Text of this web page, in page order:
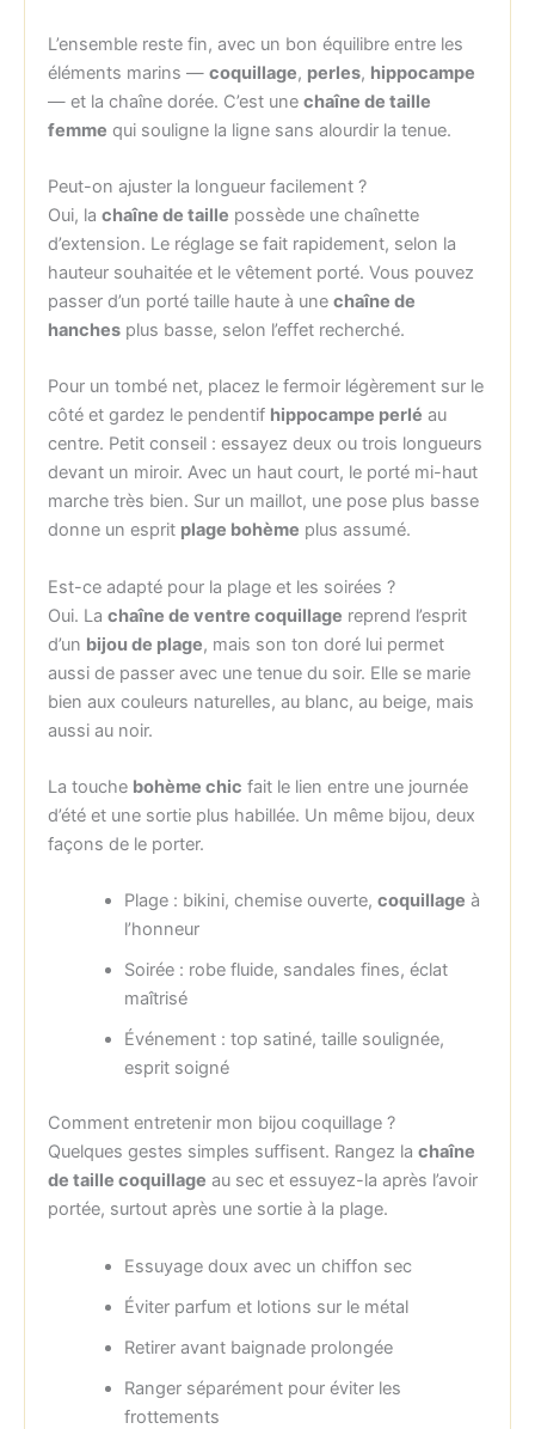
L’ensemble reste fin, avec un bon équilibre entre les
éléments marins — coquillage, perles, hippocampe
— et la chaîne dorée. C’est une chaîne de taille
femme qui souligne la ligne sans alourdir la tenue.
Peut-on ajuster la longueur facilement ?
Oui, la chaîne de taille possède une chaînette
d’extension. Le réglage se fait rapidement, selon la
hauteur souhaitée et le vêtement porté. Vous pouvez
passer d’un porté taille haute à une chaîne de
hanchesplus basse, selon l’effet recherché.
Pour un tombé net, placez le fermoir légèrement sur le
côté et gardez le pendentif hippocampe perlé au
centre. Petit conseil : essayez deux ou trois longueurs
devant un miroir. Avec un haut court, le porté mi-haut
marche très bien. Sur un maillot, une pose plus basse
donne un esprit plage bohème plus assumé.
Est-ce adapté pour la plage et les soirées ?
Oui. La chaîne de ventre coquillage reprend l’esprit
d’un bijou de plage, mais son ton doré lui permet
aussi de passer avec une tenue du soir. Elle se marie
bien aux couleurs naturelles, au blanc, au beige, mais
aussi au noir.
La touche bohème chic fait le lien entre une journée
d’été et une sortie plus habillée. Un même bijou, deux
façons de le porter.
Plage : bikini, chemise ouverte, coquillage à
l’honneur
Soirée : robe fluide, sandales fines, éclat
maîtrisé
Événement : top satiné, taille soulignée,
esprit soigné
Comment entretenir mon bijou coquillage ?
Quelques gestes simples suffisent. Rangez la chaîne
de taille coquillage au sec et essuyez-la après l’avoir
portée, surtout après une sortie à la plage.
Essuyage doux avec un chiffon sec
Éviter parfum et lotions sur le métal
Retirer avant baignade prolongée
Ranger séparément pour éviter les
frottements